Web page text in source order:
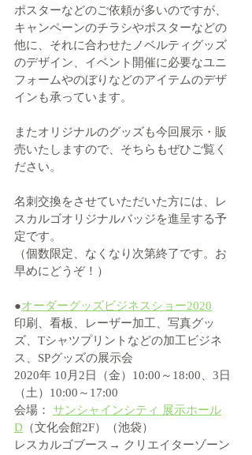
ポスターなどのご依頼が多いのですが、
キャンペーンのチラシやポスターなどの
他に、それに合わせたノベルティグッズ
のデザイン、イベント開催に必要なユニ
フォームやのぼりなどのアイテムのデザ
インも承っています。
またオリジナルのグッズも今回展示・販
売いたしますので、そちらもぜひご覧く
ださい。
名刺交換をさせていただいた方には、レ
スカルゴオリジナルバッジを進呈する予
定です。
（個数限定、なくなり次第終了です。お
早めにどうぞ！）
●オーダーグッズビジネスショー2020
印刷、看板、レーザー加工、写真グッ
ズ、Tシャツプリントなどの加工ビジネ
ス、SPグッズの展示会
2020年 10月2日（金）10:00～18:00、3日
（土）10:00～17:00
会場： サンシャインシティ 展示ホール
D （文化会館2F）（池袋）
レスカルゴブース→ クリエイターゾーン